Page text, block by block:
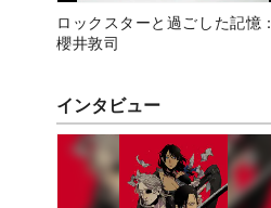
ロックスターと過ごした記憶：
櫻井敦司
インタビュー